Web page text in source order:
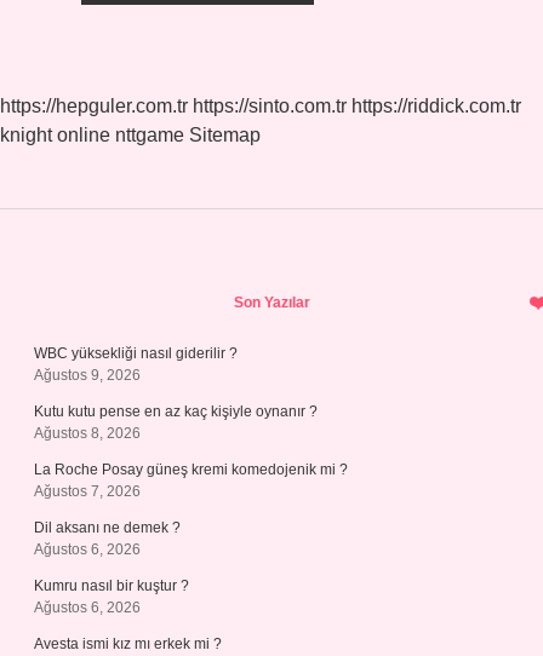
https://hepguler.com.tr https://sinto.com.tr https://riddick.com.tr
knight online nttgame Sitemap
Son Yazılar
WBC yüksekliği nasıl giderilir ?
Ağustos 9, 2026
Kutu kutu pense en az kaç kişiyle oynanır ?
Ağustos 8, 2026
La Roche Posay güneş kremi komedojenik mi ?
Ağustos 7, 2026
Dil aksanı ne demek ?
Ağustos 6, 2026
Kumru nasıl bir kuştur ?
Ağustos 6, 2026
Avesta ismi kız mı erkek mi ?